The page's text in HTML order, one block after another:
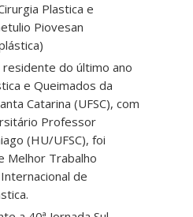
Plastica e
Piovesan
do último ano
e Queimados da
Catarina (UFSC), com
Professor
(HU/UFSC), foi
Melhor Trabalho
de